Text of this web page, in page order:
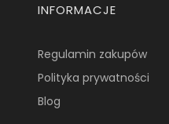
INFORMACJE
Regulamin zakupów
Polityka prywatności
Blog